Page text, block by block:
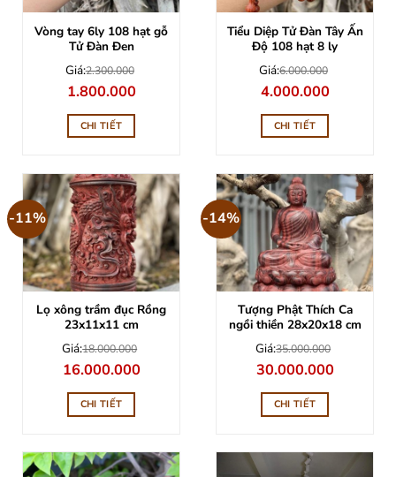
Vòng tay 6ly 108 hạt gỗ
Tử Đàn Đen
Giá:2.300.000
Giá
gốc
là:
2.300.000.
1.800.000Giá
hiện
tại
1.800.000.
CHI TIẾT
Tiểu Diệp Tử Đàn Tây Ấn
Độ 108 hạt 8 ly
Giá:6.000.000
Giá
gốc
là:
6.000.000.
4.000.000Giá
hiện
tại
4.000.000.
CHI TIẾT
-11%
Lọ xông trầm đục Rồng
23x11x11 cm
Giá:18.000.000
Giá
gốc
là:
18.000.000.
16.000.000Giá
hiện
CHI TIẾT
-14%
Tượng Phật Thích Ca
ngồi thiền 28x20x18 cm
Giá:35.000.000
Giá
gốc
là:
35.000.000.
30.000.000Giá
hiện
CHI TIẾT